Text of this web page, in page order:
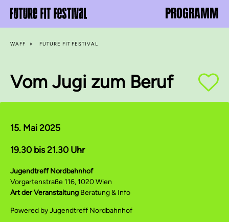
PROGRAMM
WAFF FUTURE FIT FESTIVAL
Vom Jugi zum Beruf
15. Mai 2025
19.30 bis 21.30 Uhr
Jugendtreff Nordbahnhof
Vorgartenstraße 116, 1020 Wien
Art der Veranstaltung Beratung & Info
Powered by Jugendtreff Nordbahnhof